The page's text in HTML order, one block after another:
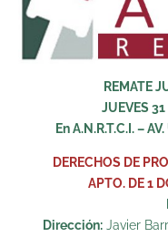
REMATE
JUEVES
En A.N.R.T.C.I. –
DERECHOS DE
APTO. DE 1
Dirección: Javier